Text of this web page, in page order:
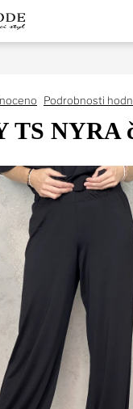
Podrobnosti
TS NYRA